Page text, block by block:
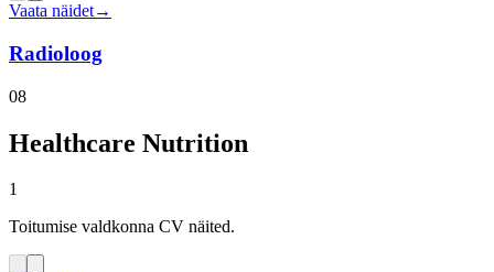
Vaata näidet→
Radioloog
08
Healthcare Nutrition
1
Toitumise valdkonna CV näited.